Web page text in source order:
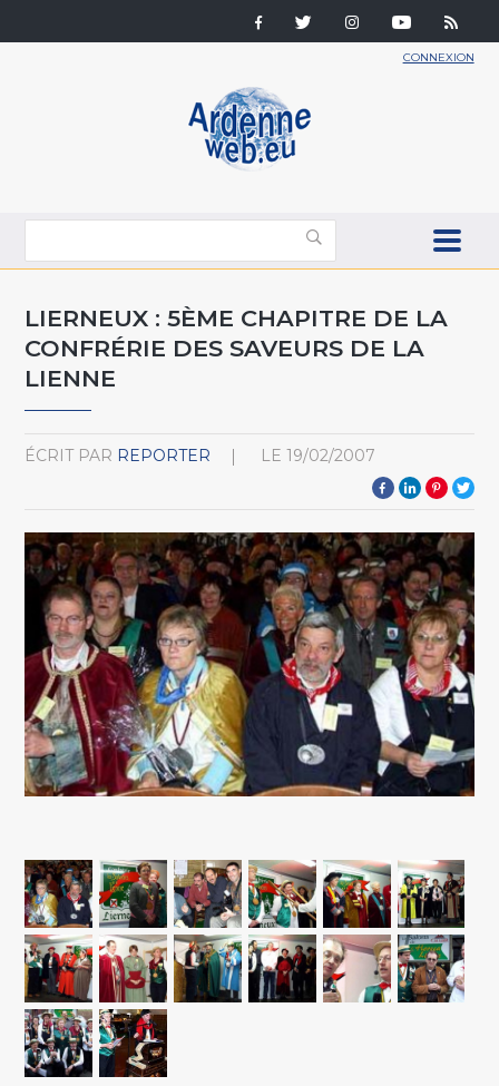
CONNEXION
LIERNEUX : 5ÈME CHAPITRE DE LA
CONFRÉRIE DES SAVEURS DE LA
LIENNE
ÉCRIT PAR REPORTER LE 19/02/2007